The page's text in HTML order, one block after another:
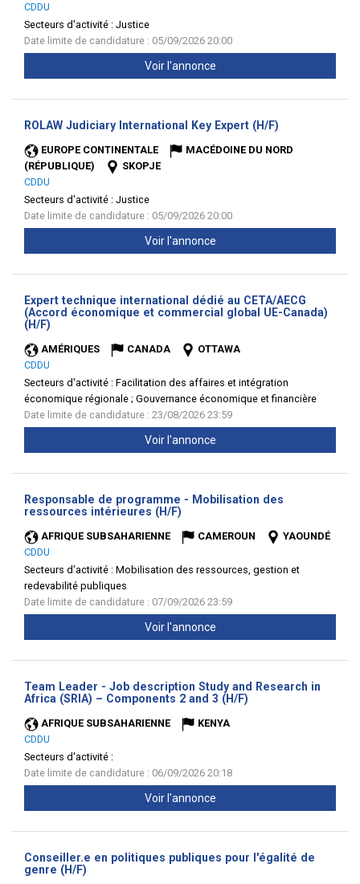
CDDU
Secteurs d'activité : Justice
Date limite de candidature : 05/09/2026 20:00
Voir l'annonce
ROLAW Judiciary International Key Expert (H/F)
EUROPE CONTINENTALE
MACÉDOINE DU NORD
(RÉPUBLIQUE)
SKOPJE
CDDU
Secteurs d'activité : Justice
Date limite de candidature : 05/09/2026 20:00
Voir l'annonce
Expert technique international dédié au CETA/AECG
(Accord économique et commercial global UE-Canada)
(H/F)
AMÉRIQUES CANADA
OTTAWA
CDDU
Secteurs d'activité : Facilitation des affaires et intégration
économique régionale ; Gouvernance économique et financière
Date limite de candidature : 23/08/2026 23:59
Voir l'annonce
Responsable de programme - Mobilisation des
ressources intérieures (H/F)
AFRIQUE SUBSAHARIENNE CAMEROUN
YAOUNDÉ
CDDU
Secteurs d'activité : Mobilisation des ressources, gestion et
redevabilité publiques
Date limite de candidature : 07/09/2026 23:59
Voir l'annonce
Team Leader - Job description Study and Research in
Africa (SRIA) – Components 2 and 3 (H/F)
AFRIQUE SUBSAHARIENNE
KENYA
CDDU
Secteurs d'activité :
Date limite de candidature : 06/09/2026 20:18
Voir l'annonce
Conseiller.e en politiques publiques pour l'égalité de
genre (H/F)